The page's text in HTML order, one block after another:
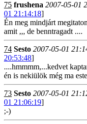
75 frushena 2007-05-01
01 21:14:18]
Én meg mindjárt
amit ,,, de benntragadt ....
74 Sesto 2007-05-01
20:53:48]
....hmmmm,...kedvet
én is nekiülök még ma
73 Sesto 2007-05-01
01 21:06:19]
;-)